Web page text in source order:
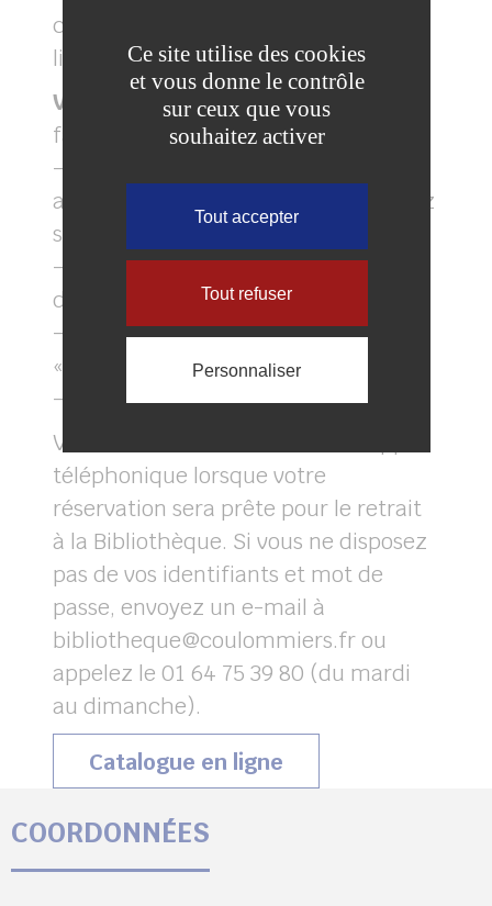
compte lecteur du catalogue en
ligne.
Vous êtes connectés ?C’est très
facile :
– Recherchez la notice par titre, par
auteur. Une fois le livre choisi, cliquez
sur le titre pour accéder à la notice.
– Vérifiez bien que le livre est
disponible.
– Réservez votre livre en cliquant sur
«Réserver».
– Confirmez votre réservation.
Vous recevrez un e-mail ou un appel
téléphonique lorsque votre
réservation sera prête pour le retrait
à la Bibliothèque. Si vous ne disposez
pas de vos identifiants et mot de
passe, envoyez un e-mail à
bibliotheque@coulommiers.fr ou
appelez le 01 64 75 39 80 (du mardi
au dimanche).
Catalogue en ligne
COORDONNÉES
Ce site utilise des cookies
et vous donne le contrôle
sur ceux que vous
souhaitez activer
Tout accepter
Tout refuser
Personnaliser